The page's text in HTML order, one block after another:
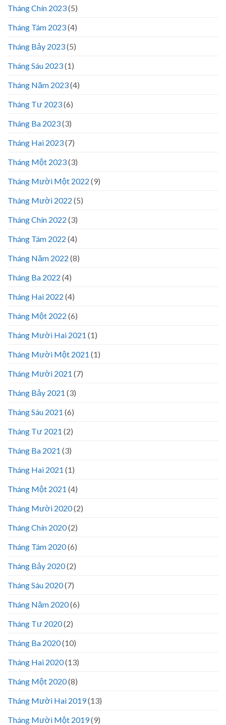
Tháng Chín 2023(5)
Tháng Tám 2023(4)
Tháng Bảy 2023(5)
Tháng Sáu 2023(1)
Tháng Năm 2023(4)
Tháng Tư 2023(6)
Tháng Ba 2023(3)
Tháng Hai 2023(7)
Tháng Một 2023(3)
Tháng Mười Một 2022 (9)
Tháng Mười 2022 (5)
Tháng Chín 2022 (3)
Tháng Tám 2022 (4)
Tháng Năm 2022 (8)
Tháng Ba 2022 (4)
Tháng Hai 2022 (4)
Tháng Một 2022 (6)
Tháng Mười Hai 2021 (1)
Tháng Mười Một 2021 (1)
Tháng Mười 2021 (7)
Tháng Bảy 2021 (3)
Tháng Sáu 2021 (6)
Tháng Tư 2021 (2)
Tháng Ba 2021 (3)
Tháng Hai 2021 (1)
Tháng Một 2021 (4)
Tháng Mười 2020(2)
Tháng Chín 2020(2)
Tháng Tám 2020(6)
Tháng Bảy 2020(2)
Tháng Sáu 2020(7)
Tháng Năm 2020(6)
Tháng Tư 2020(2)
Tháng Ba 2020(10)
Tháng Hai 2020(13)
Tháng Một 2020(8)
Tháng Mười Hai 2019(13)
Tháng Mười Một 2019(9)